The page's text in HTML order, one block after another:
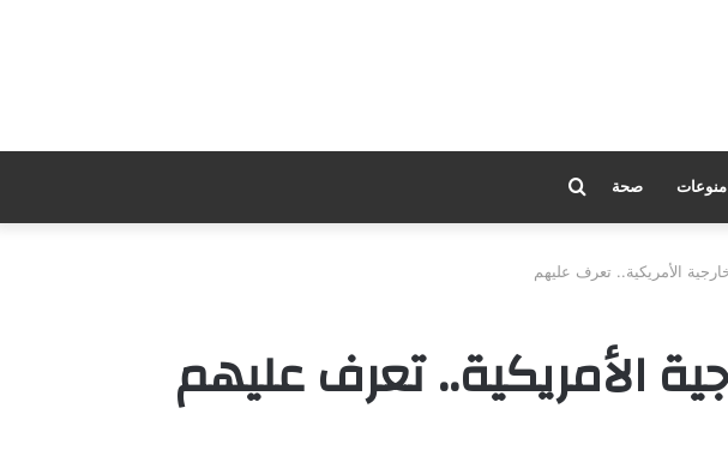
منوعات صحة
الأمريكية.. تعرف عليهم
الأمريكية.. تعرف عليهم